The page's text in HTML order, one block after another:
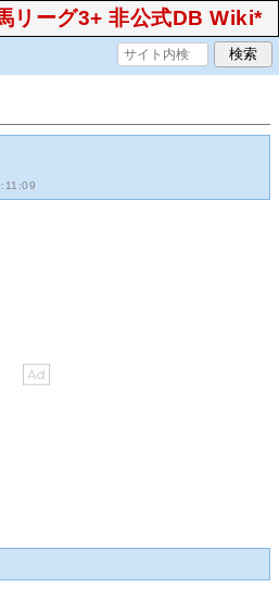
リーグ3+ 非公式DB Wiki*